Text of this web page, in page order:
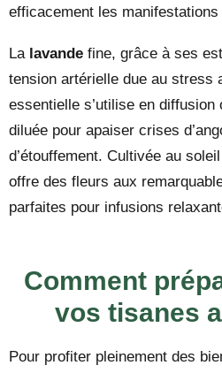
efficacement les manifestations
La lavande fine, grâce à ses
tension artérielle due au stress
essentielle s’utilise en diffusion
diluée pour apaiser crises
d’étouffement. Cultivée au
offre des fleurs aux
parfaites pour infusions
Comment
vos tisanes
Pour profiter pleinement des